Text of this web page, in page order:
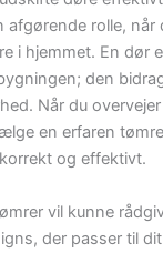
afgørende rolle, når
i hjemmet. En dør
den
Når du
en erfaren
og effektivt.
vil kunne
der passer til